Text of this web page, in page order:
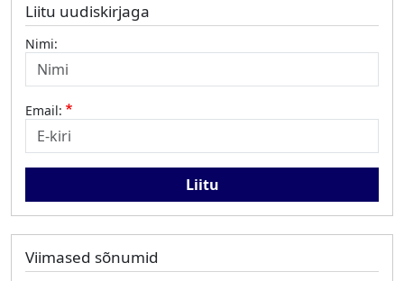
Liitu uudiskirjaga
Nimi:
Email:
Viimased sõnumid